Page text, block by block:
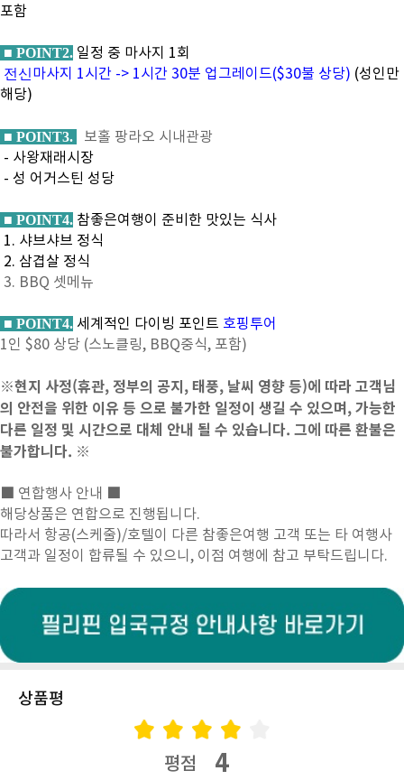
포함
■ POINT2. 일정 중 마사지 1회
전신마사지 1시간 -> 1시간 30분 업그레이드($30불 상당) (성인만
해당)
■ POINT3.
보홀 팡라오 시내관광
- 사왕재래시장
- 성 어거스틴 성당
■ POINT4. 참좋은여행이 준비한 맛있는 식사
1. 샤브샤브 정식
2. 삼겹살 정식
3. BBQ 셋메뉴
■ POINT4. 세계적인 다이빙 포인트 호핑투어
1인 $80 상당 (스노클링, BBQ중식, 포함)
※현지 사정(휴관, 정부의 공지, 태풍, 날씨 영향 등)에 따라 고객님
의 안전을 위한 이유 등 으로 불가한 일정이 생길 수 있으며, 가능한
다른 일정 및 시간으로 대체 안내 될 수 있습니다. 그에 따른 환불은
불가합니다. ※
■ 연합행사 안내 ■
해당상품은 연합으로 진행됩니다.
따라서 항공(스케줄)/호텔이 다른 참좋은여행 고객 또는 타 여행사
고객과 일정이 합류될 수 있으니, 이점 여행에 참고 부탁드립니다.
상품평
평점 4